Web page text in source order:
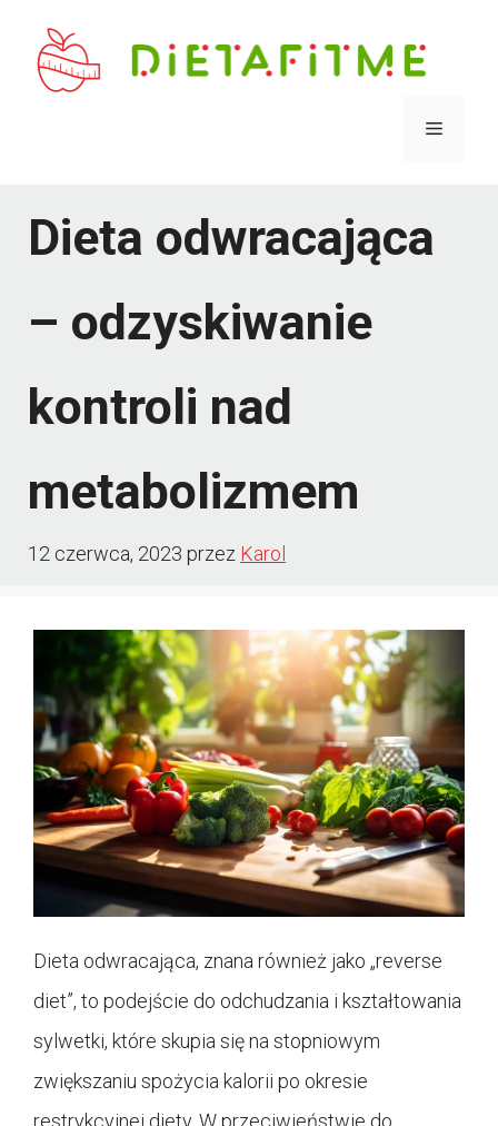
Menu
Dieta odwracająca
– odzyskiwanie
kontroli nad
metabolizmem
12 czerwca, 2023 przez Karol
Dieta odwracająca, znana również jako „reverse
diet”, to podejście do odchudzania i kształtowania
sylwetki, które skupia się na stopniowym
zwiększaniu spożycia kalorii po okresie
restrykcyjnej diety. W przeciwieństwie do